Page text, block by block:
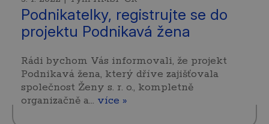
Podnikatelky, registrujte se do
projektu Podnikavá žena
Rádi bychom Vás informovali, že projekt
Podnikavá žena, který dříve zajišťovala
společnost Ženy s. r. o., kompletně
organizačně a… více »